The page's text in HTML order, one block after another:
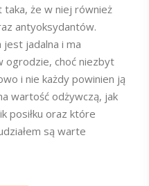
taka, że w niej również
antyoksydantów.
jest jadalna i ma
ogrodzie, choć niezbyt
i nie każdy powinien ją
wartość odżywczą, jak
posiłku oraz które
są warte